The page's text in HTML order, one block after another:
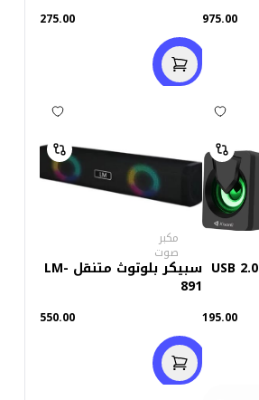
975.00
275.00
سبيكر كيسونلي USB 2.0
195.00
مكبر
صوت
سبيكر بلوتوث متنقل LM-
891
550.00